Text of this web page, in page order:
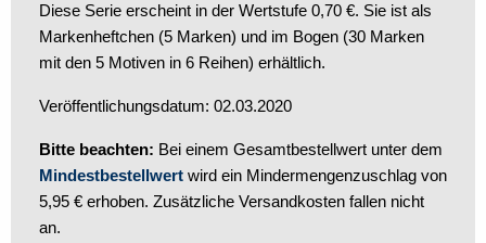
Diese Serie erscheint in der Wertstufe 0,70 €. Sie ist als
Markenheftchen (5 Marken) und im Bogen (30 Marken
mit den 5 Motiven in 6 Reihen) erhältlich.
Veröffentlichungsdatum: 02.03.2020
Bitte beachten: Bei einem Gesamtbestellwert unter dem
Mindestbestellwert wird ein Mindermengenzuschlag von
5,95 € erhoben. Zusätzliche Versandkosten fallen nicht
an.